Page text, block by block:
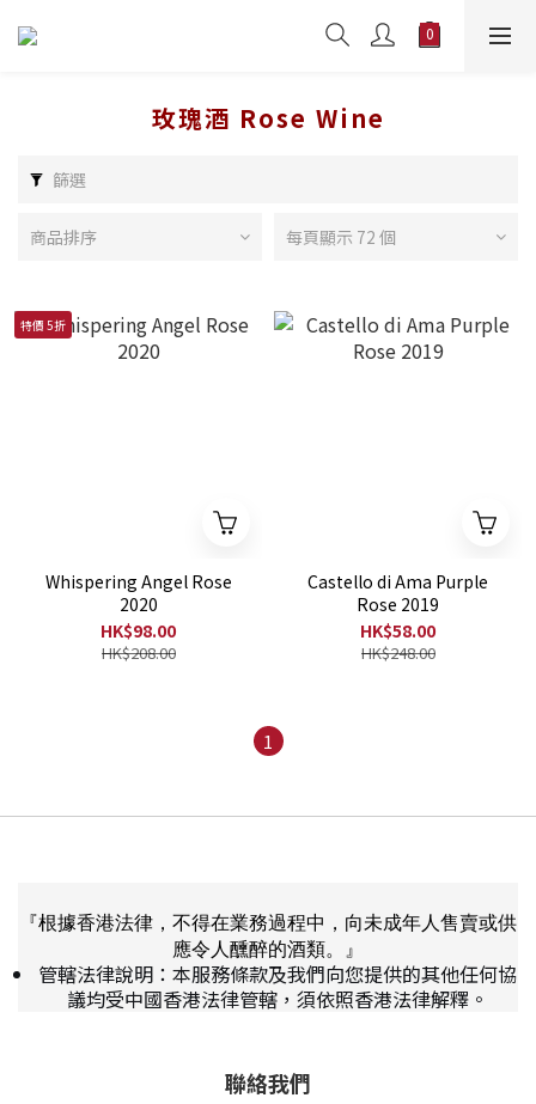
玫瑰酒 Rose Wine
篩選
商品排序 每頁顯示 72 個
特價 5折
Whispering Angel Rose
2020
HK$98.00
HK$208.00
Castello di Ama Purple
Rose 2019
HK$58.00
HK$248.00
1
『根據香港法律，不得在業務過程中，向未成年人售賣或供
應令人醺醉的酒類。』
管轄法律說明：本服務條款及我們向您提供的其他任何協
議均受中國香港法律管轄，須依照香港法律解釋。
聯絡我們